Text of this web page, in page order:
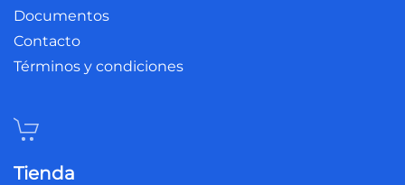
Documentos
Contacto
Términos y condiciones
Tienda